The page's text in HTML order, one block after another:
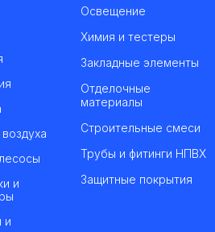
и
и
Освещение
Химия и тестеры
Закладные элементы
Отделочные
материалы
Строительные смеси
Трубы и фитинги НПВХ
Защитные покрытия